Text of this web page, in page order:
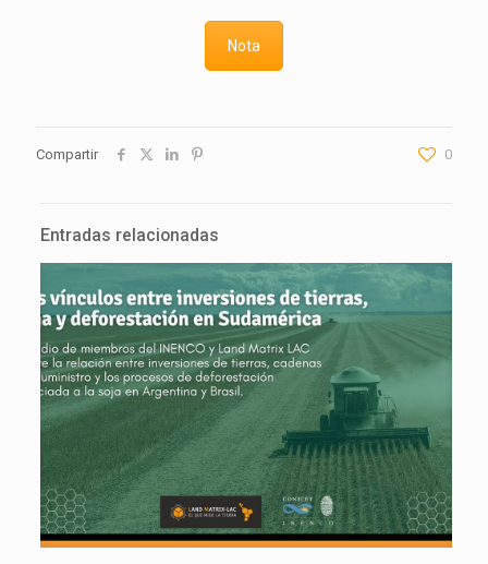
Nota
Compartir 0
Entradas relacionadas